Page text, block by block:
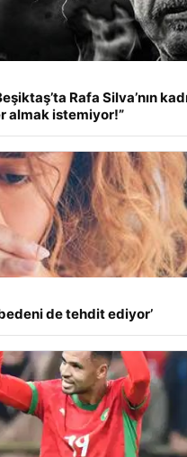
Rafa Silva’nın
almak istemiyor!”
de tehdit ediyor’